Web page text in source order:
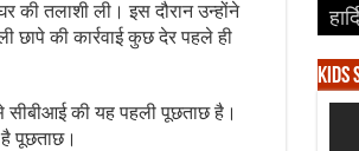
तलाशी ली। इस दौरान उन्होंने
छापे की कार्रवाई कुछ देर पहले ही
सीबीआई की यह पहली पूछताछ है।
पूछताछ।
Kids